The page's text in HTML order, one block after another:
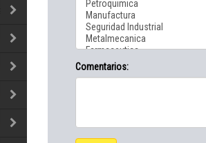
Comentarios: